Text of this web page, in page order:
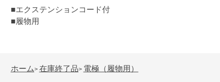
■エクステンションコード付
■履物用
ホーム> 在庫終了品> 電極（履物用）